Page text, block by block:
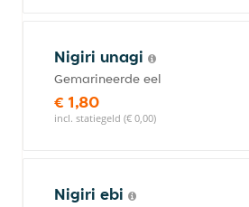
Nigiri unagi
Gemarineerde eel
€ 1,80
incl. statiegeld (€ 0,00)
Nigiri ebi